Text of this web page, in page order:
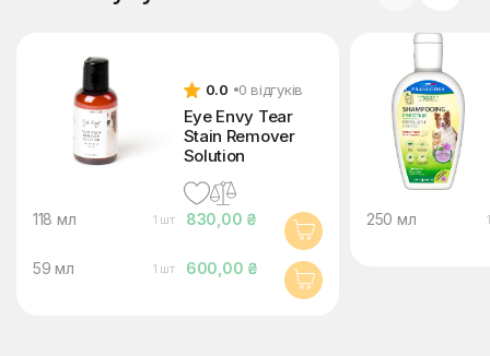
0.0 0 відгуків
Eye Envy Tear
Stain Remover
Solution
830,00 ₴
118 мл 1 шт
600,00 ₴
59 мл 1 шт
250 мл